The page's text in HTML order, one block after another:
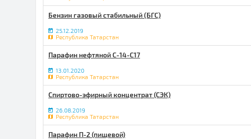
Бензин газовый стабильный (БГС)
25.12.2019
Республика Татарстан
Парафин нефтяной С-14-С17
13.01.2020
Республика Татарстан
Cпиртово-эфирный концентрат (СЭК)
26.08.2019
Республика Татарстан
Парафин П-2 (пищевой)